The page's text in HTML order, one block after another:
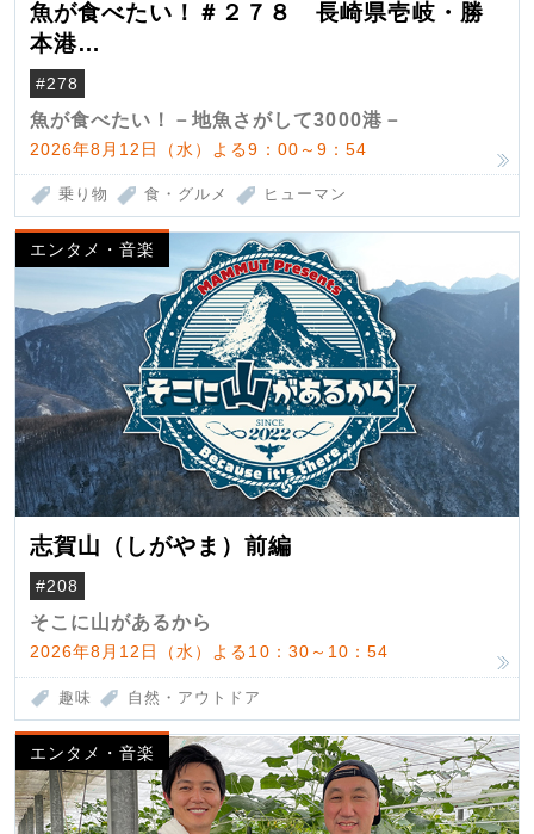
魚が食べたい！＃２７８ 長崎県壱岐・勝
本港
（クロマグロ）
#278
魚が食べたい！－地魚さがして3000港－
2026年8月12日（水）よる9：00～9：54
乗り物 食・グルメ ヒューマン
エンタメ・音楽
志賀山（しがやま）前編
#208
そこに山があるから
2026年8月12日（水）よる10：30～10：54
趣味 自然・アウトドア
エンタメ・音楽